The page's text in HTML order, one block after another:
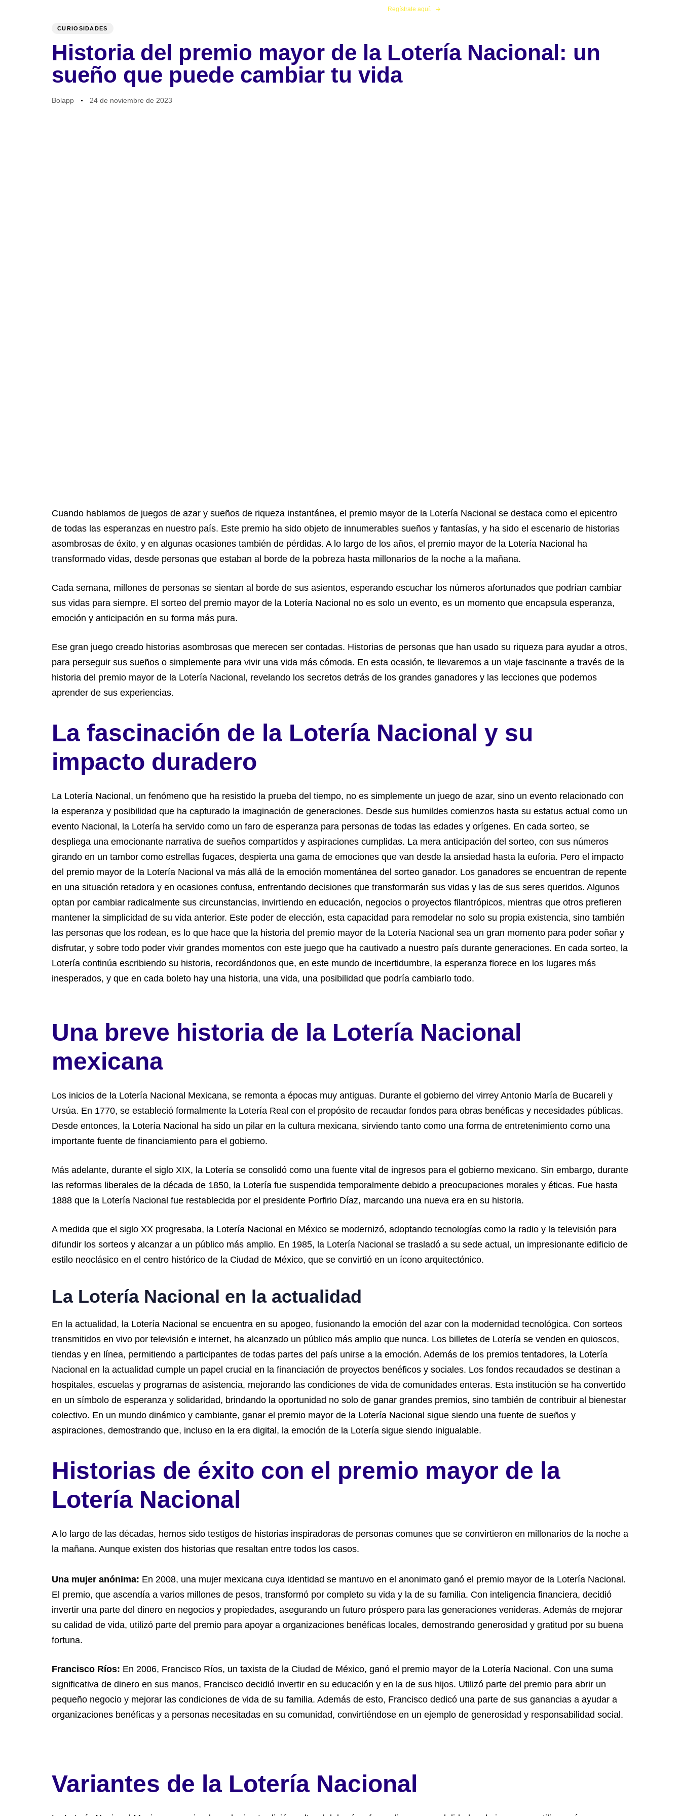
Regístrate aquí.
Inicio Bola Móvil Bola Tris Conócenos Ayuda Blog Juega en línea
CURIOSIDADES
Historia del premio mayor de la Lotería Nacional: un
sueño que puede cambiar tu vida
Bolapp 24 de noviembre de 2023
Cuando hablamos de juegos de azar y sueños de riqueza instantánea, el premio mayor de la Lotería Nacional se destaca como el epicentro
de todas las esperanzas en nuestro país. Este premio ha sido objeto de innumerables sueños y fantasías, y ha sido el escenario de historias
asombrosas de éxito, y en algunas ocasiones también de pérdidas. A lo largo de los años, el premio mayor de la Lotería Nacional ha
transformado vidas, desde personas que estaban al borde de la pobreza hasta millonarios de la noche a la mañana.
Cada semana, millones de personas se sientan al borde de sus asientos, esperando escuchar los números afortunados que podrían cambiar
sus vidas para siempre. El sorteo del premio mayor de la Lotería Nacional no es solo un evento, es un momento que encapsula esperanza,
emoción y anticipación en su forma más pura.
Ese gran juego creado historias asombrosas que merecen ser contadas. Historias de personas que han usado su riqueza para ayudar a otros,
para perseguir sus sueños o simplemente para vivir una vida más cómoda. En esta ocasión, te llevaremos a un viaje fascinante a través de la
historia del premio mayor de la Lotería Nacional, revelando los secretos detrás de los grandes ganadores y las lecciones que podemos
aprender de sus experiencias.
La fascinación de la Lotería Nacional y su
impacto duradero
La Lotería Nacional, un fenómeno que ha resistido la prueba del tiempo, no es simplemente un juego de azar, sino un evento relacionado con
la esperanza y posibilidad que ha capturado la imaginación de generaciones. Desde sus humildes comienzos hasta su estatus actual como un
evento Nacional, la Lotería ha servido como un faro de esperanza para personas de todas las edades y orígenes. En cada sorteo, se
despliega una emocionante narrativa de sueños compartidos y aspiraciones cumplidas. La mera anticipación del sorteo, con sus números
girando en un tambor como estrellas fugaces, despierta una gama de emociones que van desde la ansiedad hasta la euforia. Pero el impacto
del premio mayor de la Lotería Nacional va más allá de la emoción momentánea del sorteo ganador. Los ganadores se encuentran de repente
en una situación retadora y en ocasiones confusa, enfrentando decisiones que transformarán sus vidas y las de sus seres queridos. Algunos
optan por cambiar radicalmente sus circunstancias, invirtiendo en educación, negocios o proyectos filantrópicos, mientras que otros prefieren
mantener la simplicidad de su vida anterior. Este poder de elección, esta capacidad para remodelar no solo su propia existencia, sino también
las personas que los rodean, es lo que hace que la historia del premio mayor de la Lotería Nacional sea un gran momento para poder soñar y
disfrutar, y sobre todo poder vivir grandes momentos con este juego que ha cautivado a nuestro país durante generaciones. En cada sorteo, la
Lotería continúa escribiendo su historia, recordándonos que, en este mundo de incertidumbre, la esperanza florece en los lugares más
inesperados, y que en cada boleto hay una historia, una vida, una posibilidad que podría cambiarlo todo.
Una breve historia de la Lotería Nacional
mexicana
Los inicios de la Lotería Nacional Mexicana, se remonta a épocas muy antiguas. Durante el gobierno del virrey Antonio María de Bucareli y
Ursúa. En 1770, se estableció formalmente la Lotería Real con el propósito de recaudar fondos para obras benéficas y necesidades públicas.
Desde entonces, la Lotería Nacional ha sido un pilar en la cultura mexicana, sirviendo tanto como una forma de entretenimiento como una
importante fuente de financiamiento para el gobierno.
Más adelante, durante el siglo XIX, la Lotería se consolidó como una fuente vital de ingresos para el gobierno mexicano. Sin embargo, durante
las reformas liberales de la década de 1850, la Lotería fue suspendida temporalmente debido a preocupaciones morales y éticas. Fue hasta
1888 que la Lotería Nacional fue restablecida por el presidente Porfirio Díaz, marcando una nueva era en su historia.
A medida que el siglo XX progresaba, la Lotería Nacional en México se modernizó, adoptando tecnologías como la radio y la televisión para
difundir los sorteos y alcanzar a un público más amplio. En 1985, la Lotería Nacional se trasladó a su sede actual, un impresionante edificio de
estilo neoclásico en el centro histórico de la Ciudad de México, que se convirtió en un ícono arquitectónico.
La Lotería Nacional en la actualidad
En la actualidad, la Lotería Nacional se encuentra en su apogeo, fusionando la emoción del azar con la modernidad tecnológica. Con sorteos
transmitidos en vivo por televisión e internet, ha alcanzado un público más amplio que nunca. Los billetes de Lotería se venden en quioscos,
tiendas y en línea, permitiendo a participantes de todas partes del país unirse a la emoción. Además de los premios tentadores, la Lotería
Nacional en la actualidad cumple un papel crucial en la financiación de proyectos benéficos y sociales. Los fondos recaudados se destinan a
hospitales, escuelas y programas de asistencia, mejorando las condiciones de vida de comunidades enteras. Esta institución se ha convertido
en un símbolo de esperanza y solidaridad, brindando la oportunidad no solo de ganar grandes premios, sino también de contribuir al bienestar
colectivo. En un mundo dinámico y cambiante, ganar el premio mayor de la Lotería Nacional sigue siendo una fuente de sueños y
aspiraciones, demostrando que, incluso en la era digital, la emoción de la Lotería sigue siendo inigualable.
Historias de éxito con el premio mayor de la
Lotería Nacional
A lo largo de las décadas, hemos sido testigos de historias inspiradoras de personas comunes que se convirtieron en millonarios de la noche a
la mañana. Aunque existen dos historias que resaltan entre todos los casos.
Una mujer anónima: En 2008, una mujer mexicana cuya identidad se mantuvo en el anonimato ganó el premio mayor de la Lotería Nacional.
El premio, que ascendía a varios millones de pesos, transformó por completo su vida y la de su familia. Con inteligencia financiera, decidió
invertir una parte del dinero en negocios y propiedades, asegurando un futuro próspero para las generaciones venideras. Además de mejorar
su calidad de vida, utilizó parte del premio para apoyar a organizaciones benéficas locales, demostrando generosidad y gratitud por su buena
fortuna.
Francisco Ríos: En 2006, Francisco Ríos, un taxista de la Ciudad de México, ganó el premio mayor de la Lotería Nacional. Con una suma
significativa de dinero en sus manos, Francisco decidió invertir en su educación y en la de sus hijos. Utilizó parte del premio para abrir un
pequeño negocio y mejorar las condiciones de vida de su familia. Además de esto, Francisco dedicó una parte de sus ganancias a ayudar a
organizaciones benéficas y a personas necesitadas en su comunidad, convirtiéndose en un ejemplo de generosidad y responsabilidad social.
Variantes de la Lotería Nacional